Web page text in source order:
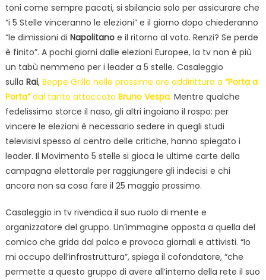
toni come sempre pacati, si sbilancia solo per assicurare che
“i 5 Stelle vinceranno le elezioni” e il giorno dopo chiederanno
“le dimissioni di Napolitanoe il ritorno al voto. Renzi? Se perde
è finito”. A pochi giorni dalle elezioni Europee, la tv non è più
un tabù nemmeno per i leader a 5 stelle. Casaleggio
sulla Rai, Beppe Grillo nelle prossime ore addirittura a “Porta a
Porta”dal tanto attaccato Bruno Vespa. Mentre qualche
fedelissimo storce il naso, gli altri ingoiano il rospo: per
vincere le elezioni è necessario sedere in quegli studi
televisivi spesso al centro delle critiche, hanno spiegato i
leader. Il Movimento 5 stelle si gioca le ultime carte della
campagna elettorale per raggiungere gli indecisi e chi
ancora non sa cosa fare il 25 maggio prossimo.
Casaleggio in tv rivendica il suo ruolo di mente e
organizzatore del gruppo. Un’immagine opposta a quella del
comico che grida dal palco e provoca giornali e attivisti. “Io
mi occupo dell’infrastruttura”, spiega il cofondatore, “che
permette a questo gruppo di avere all’interno della rete il suo